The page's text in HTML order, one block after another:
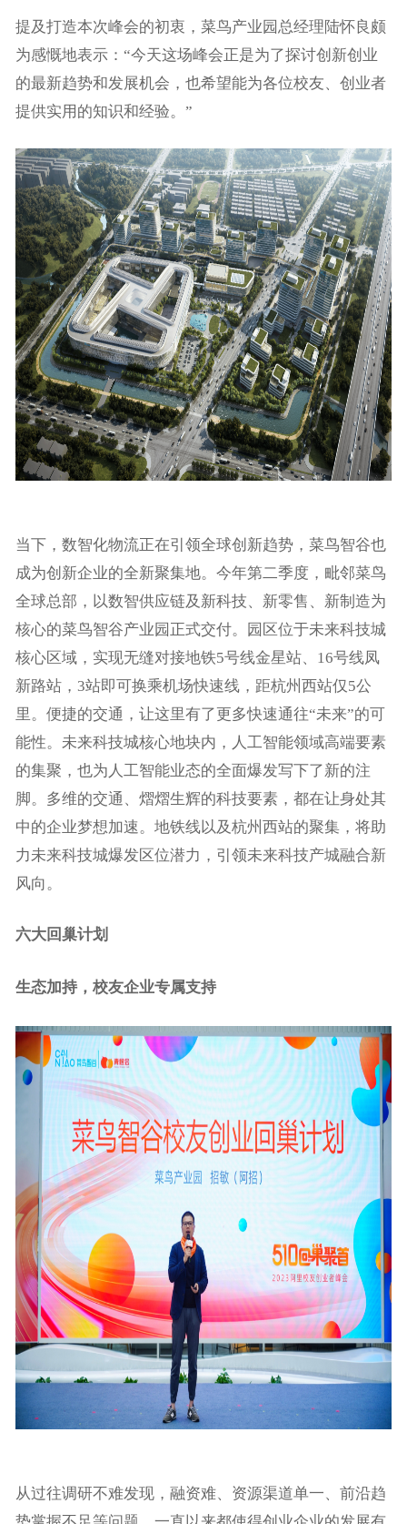
提及打造本次峰会的初衷，菜鸟产业园总经理陆怀良颇
为感慨地表示：“今天这场峰会正是为了探讨创新创业
的最新趋势和发展机会，也希望能为各位校友、创业者
提供实用的知识和经验。”
当下，数智化物流正在引领全球创新趋势，菜鸟智谷也
成为创新企业的全新聚集地。今年第二季度，毗邻菜鸟
全球总部，以数智供应链及新科技、新零售、新制造为
核心的菜鸟智谷产业园正式交付。园区位于未来科技城
核心区域，实现无缝对接地铁5号线金星站、16号线凤
新路站，3站即可换乘机场快速线，距杭州西站仅5公
里。便捷的交通，让这里有了更多快速通往“未来”的可
能性。未来科技城核心地块内，人工智能领域高端要素
的集聚，也为人工智能业态的全面爆发写下了新的注
脚。多维的交通、熠熠生辉的科技要素，都在让身处其
中的企业梦想加速。地铁线以及杭州西站的聚集，将助
力未来科技城爆发区位潜力，引领未来科技产城融合新
风向。
六大回巢计划
生态加持，校友企业专属支持
从过往调研不难发现，融资难、资源渠道单一、前沿趋